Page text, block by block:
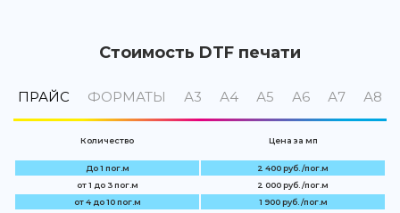
Стоимость DTF печати
ПРАЙС ФОРМАТЫ А3 А4 А5 А6 А7 А8
Количество Цена за мп
До 1 пог.м
2 400 руб. /пог.м
от 1 до 3 пог.м
2 000 руб. /пог.м
от 4 до 10 пог.м
1 900 руб. /пог.м